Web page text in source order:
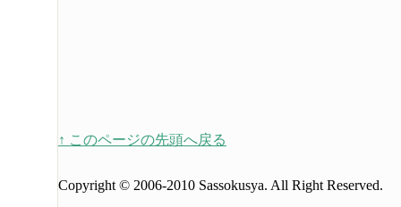
↑ このページの先頭へ戻る
Copyright © 2006-2010 Sassokusya. All Right Reserved.